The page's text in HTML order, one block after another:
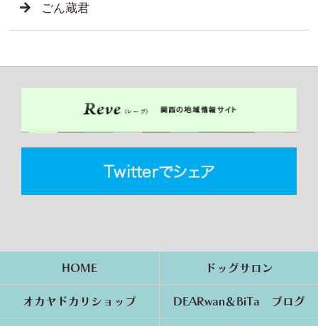
ごん蔵君
HOME ドッグサロン
オカヤドカリショップ DEARwan＆BiTa ブログ